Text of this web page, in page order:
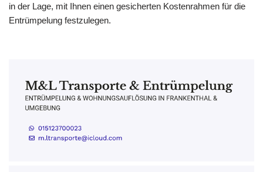
in der Lage, mit Ihnen einen gesicherten Kostenrahmen für die
Entrümpelung festzulegen.